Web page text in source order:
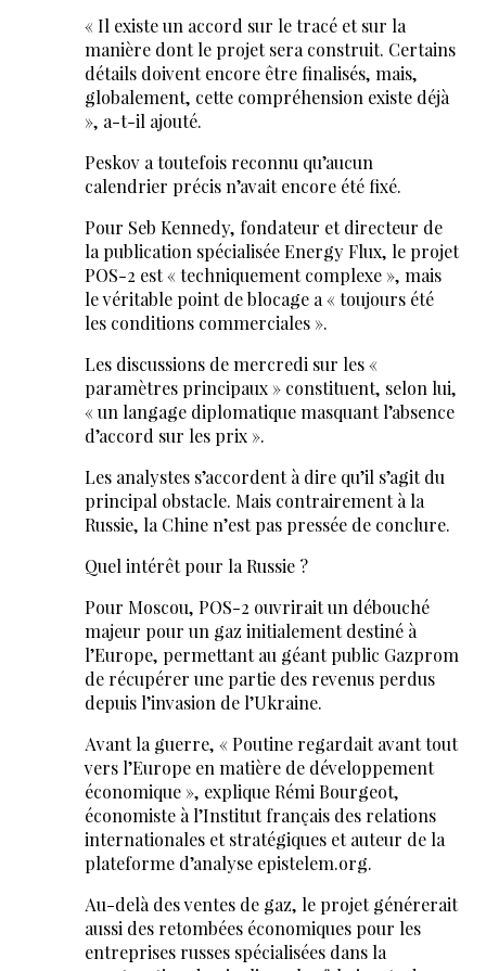
« Il existe un accord sur le tracé et sur la
manière dont le projet sera construit. Certains
détails doivent encore être finalisés, mais,
globalement, cette compréhension existe déjà
», a-t-il ajouté.
Peskov a toutefois reconnu qu’aucun
calendrier précis n’avait encore été fixé.
Pour Seb Kennedy, fondateur et directeur de
la publication spécialisée Energy Flux, le projet
POS-2 est « techniquement complexe », mais
le véritable point de blocage a « toujours été
les conditions commerciales ».
Les discussions de mercredi sur les «
paramètres principaux » constituent, selon lui,
« un langage diplomatique masquant l’absence
d’accord sur les prix ».
Les analystes s’accordent à dire qu’il s’agit du
principal obstacle. Mais contrairement à la
Russie, la Chine n’est pas pressée de conclure.
Quel intérêt pour la Russie ?
Pour Moscou, POS-2 ouvrirait un débouché
majeur pour un gaz initialement destiné à
l’Europe, permettant au géant public Gazprom
de récupérer une partie des revenus perdus
depuis l’invasion de l’Ukraine.
Avant la guerre, « Poutine regardait avant tout
vers l’Europe en matière de développement
économique », explique Rémi Bourgeot,
économiste à l’Institut français des relations
internationales et stratégiques et auteur de la
plateforme d’analyse epistelem.org.
Au-delà des ventes de gaz, le projet générerait
aussi des retombées économiques pour les
entreprises russes spécialisées dans la